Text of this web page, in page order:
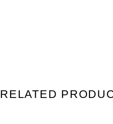
RELATED